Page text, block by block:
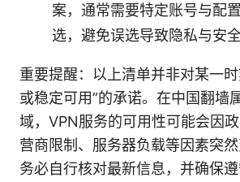
案，通常需要特定账号与配
选，避免误选导致隐私与安全
重要提醒：以上清单并非对某一
或稳定可用”的承诺。在中国翻墙
域，VPN服务的可用性可能会因
营商限制、服务器负载等因素突
务必自行核对最新信息，并确保